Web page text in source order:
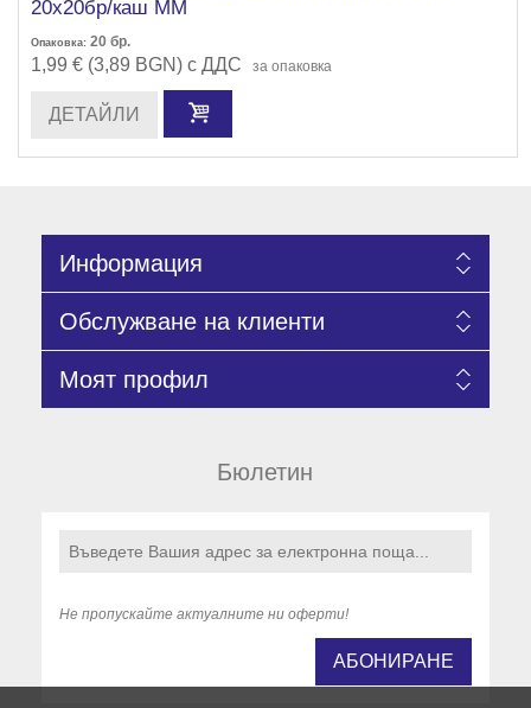
20х20бр/каш ММ
Опаковка: 20 бр.
1,99 € (3,89 BGN) с ДДС за опаковка
ДЕТАЙЛИ
Информация
Обслужване на клиенти
Моят профил
Бюлетин
Не пропускайте актуалните ни оферти!
АБОНИРАНЕ